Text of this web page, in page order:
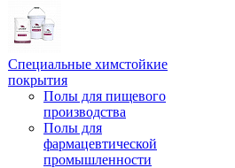
Специальные химстойкие
покрытия
Полы для пищевого
производства
Полы для
фармацевтической
промышленности